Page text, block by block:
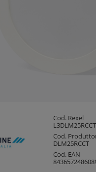
Cod. Rexel
L3DLM25RCCT
Cod.
DLM25RCCT
Cod. EAN